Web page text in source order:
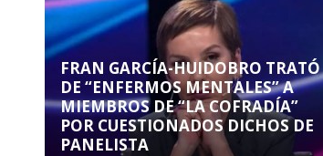
FRAN GARCÍA-HUIDOBRO TRATÓ
DE “ENFERMOS MENTALES” A
MIEMBROS DE “LA COFRADÍA”
POR CUESTIONADOS DICHOS DE
PANELISTA